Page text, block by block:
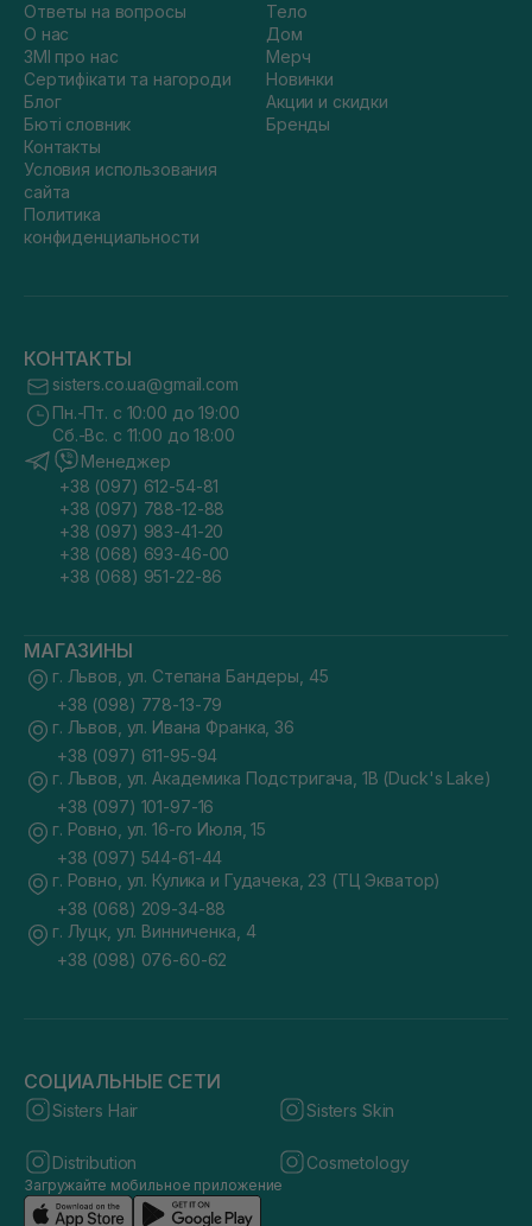
Ответы на вопросы
О нас
ЗМІ про нас
Сертифікати та нагороди
Блог
Бюті словник
Контакты
Условия использования
сайта
Политика
конфиденциальности
Тело
Дом
Мерч
Новинки
Акции и скидки
Бренды
КОНТАКТЫ
sisters.co.ua@gmail.com
Пн.-Пт. с 10:00 до 19:00
Сб.-Вс. с 11:00 до 18:00
Менеджер
+38 (097) 612-54-81
+38 (097) 788-12-88
+38 (097) 983-41-20
+38 (068) 693-46-00
+38 (068) 951-22-86
МАГАЗИНЫ
г. Львов, ул. Степана Бандеры, 45
+38 (098) 778-13-79
г. Львов, ул. Ивана Франка, 36
+38 (097) 611-95-94
г. Львов, ул. Академика Подстригача, 1В (Duck's Lake)
+38 (097) 101-97-16
г. Ровно, ул. 16-го Июля, 15
+38 (097) 544-61-44
г. Ровно, ул. Кулика и Гудачека, 23 (ТЦ Экватор)
+38 (068) 209-34-88
г. Луцк, ул. Винниченка, 4
+38 (098) 076-60-62
СОЦИАЛЬНЫЕ СЕТИ
Sisters Hair Sisters Skin
Distribution Cosmetology
Загружайте мобильное приложение